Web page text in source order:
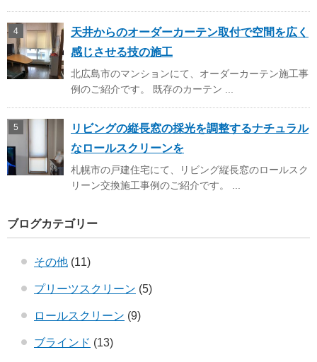
天井からのオーダーカーテン取付で空間を広く
感じさせる技の施工
北広島市のマンションにて、オーダーカーテン施工事
例のご紹介です。 既存のカーテン ...
リビングの縦長窓の採光を調整するナチュラル
なロールスクリーンを
札幌市の戸建住宅にて、リビング縦長窓のロールスク
リーン交換施工事例のご紹介です。 ...
ブログカテゴリー
その他 (11)
プリーツスクリーン (5)
ロールスクリーン (9)
ブラインド (13)